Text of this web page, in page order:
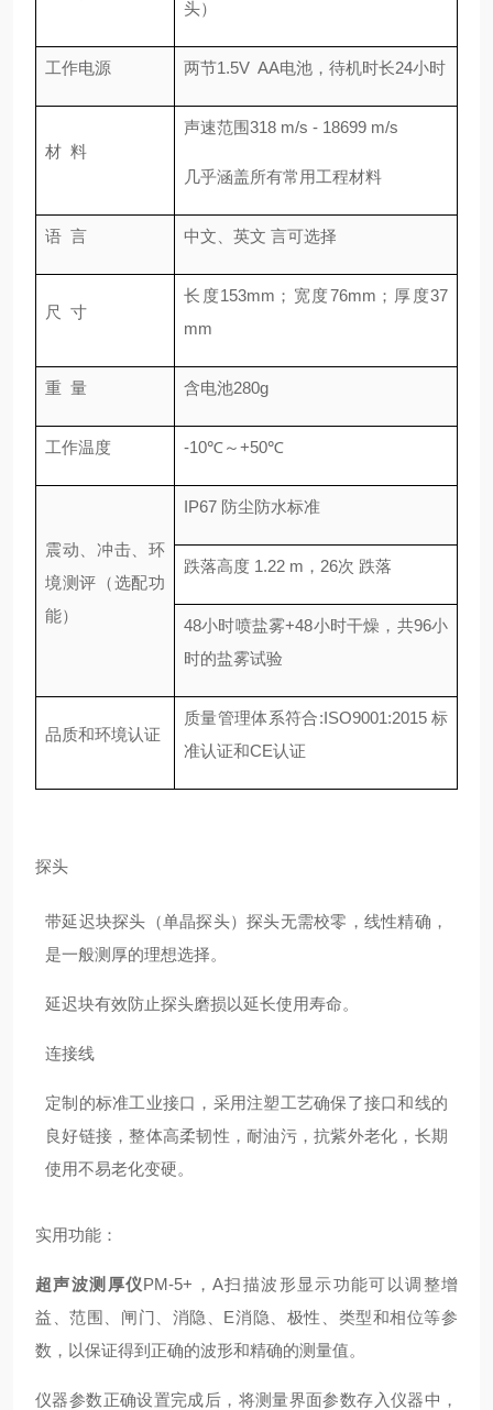
头）
工作电源 两节1.5V AA电池，待机时长24小时
材 料
声速范围318 m/s - 18699 m/s
几乎涵盖所有常用工程材料
语 言 中文、英文 言可选择
尺 寸
长度153mm；宽度76mm；厚度37
mm
重 量 含电池280g
工作温度 -10℃～+50℃
震动、冲击、环
境测评（选配功
能）
IP67 防尘防水标准
跌落高度 1.22 m，26次 跌落
48小时喷盐雾+48小时干燥，共96小
时的盐雾试验
品质和环境认证
质量管理体系符合:ISO9001:2015 标
准认证和CE认证
探头
带延迟块探头（单晶探头）探头无需校零，线性精确，
是一般测厚的理想选择。
延迟块有效防止探头磨损以延长使用寿命。
连接线
定制的标准工业接口，采用注塑工艺确保了接口和线的
良好链接，整体高柔韧性，耐油污，抗紫外老化，长期
使用不易老化变硬。
实用功能：
超声波测厚仪PM-5+，A扫描波形显示功能可以调整增
益、范围、闸门、消隐、E消隐、极性、类型和相位等参
数，以保证得到正确的波形和精确的测量值。
仪器参数正确设置完成后，将测量界面参数存入仪器中，